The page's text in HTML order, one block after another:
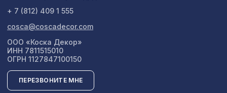
+ 7 (812) 409 1 555
cosca@coscadecor.com
ООО «Коска Декор»
ИНН 7811515010
ОГРН 1127847100150
ПЕРЕЗВОНИТЕ МНЕ